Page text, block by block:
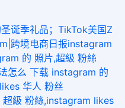
诞季礼品；TikTok美国Z
跨境电商日报instagram
的 照片,超級 粉絲
怎么 下载 instagram 的
华人 粉丝
超級 粉絲,instagram likes